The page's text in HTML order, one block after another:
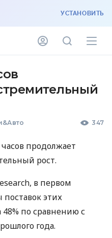
УСТАНОВИТЬ
347
продолжает
рост.
в первом
поставок этих
48% по сравнению с
года.